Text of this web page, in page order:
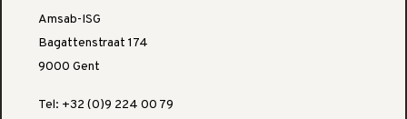
Amsab-ISG
Bagattenstraat 174
9000 Gent
Tel: +32 (0)9 224 00 79